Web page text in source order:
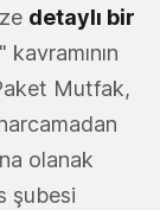
detaylı bir
" kavramının
Mutfak,
olanak
şubesi